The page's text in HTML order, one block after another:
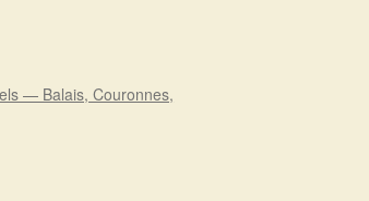
— Balais, Couronnes,